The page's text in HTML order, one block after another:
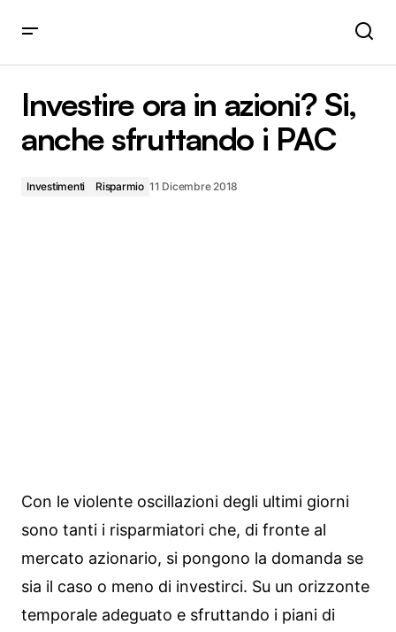
Investire ora in azioni? Si,
anche sfruttando i PAC
Investimenti Risparmio 11 Dicembre 2018
Con le violente oscillazioni degli ultimi giorni
sono tanti i risparmiatori che, di fronte al
mercato azionario, si pongono la domanda se
sia il caso o meno di investirci. Su un orizzonte
temporale adeguato e sfruttando i piani di